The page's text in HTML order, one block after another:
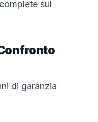
sul
di garanzia